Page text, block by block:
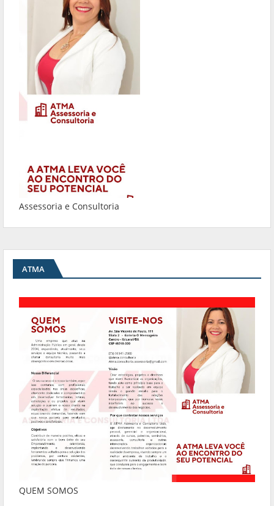
Assessoria e Consultoria
ATMA
QUEM SOMOS